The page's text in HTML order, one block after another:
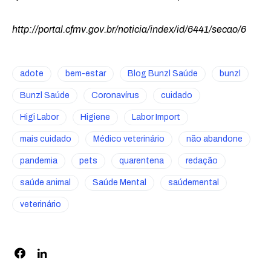
http://portal.cfmv.gov.br/noticia/index/id/6441/secao/6
adote bem-estar Blog Bunzl Saúde bunzl
Bunzl Saúde Coronavírus cuidado
Higi Labor Higiene Labor Import
mais cuidado Médico veterinário não abandone
pandemia pets quarentena redação
saúde animal Saúde Mental saúdemental
veterinário